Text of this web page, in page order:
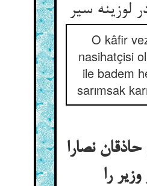
لوزینه سیر
O kâfir
nasihatçisi
ile badem
sarımsak
نصارا
را